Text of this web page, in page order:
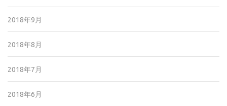
2018年9月
2018年8月
2018年7月
2018年6月